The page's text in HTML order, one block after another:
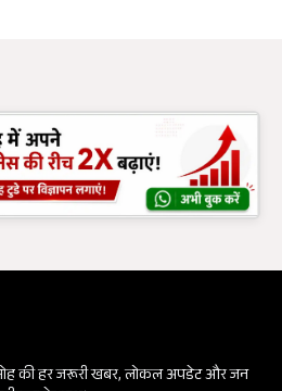
की हर जरूरी खबर, लोकल अपडेट और जन